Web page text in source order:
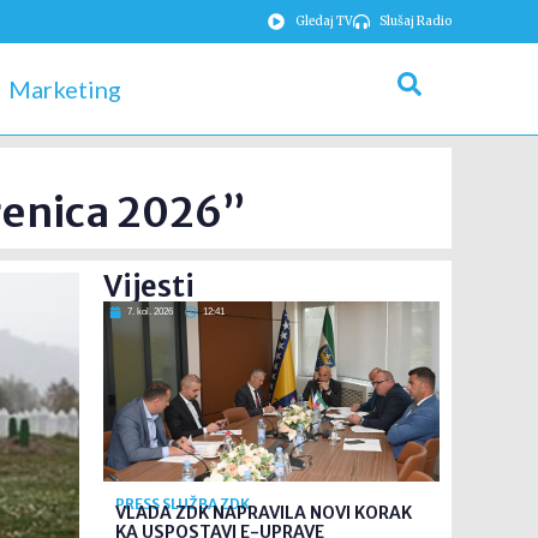
Gledaj TV Slušaj Radio
Marketing
2026”
Vijesti
7. kol. 2026 12:41
PRESS SLUŽBA ZDK
VLADA ZDK NAPRAVILA NOVI KORAK
KA USPOSTAVI E-UPRAVE